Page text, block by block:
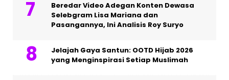
Beredar Video Adegan Konten Dewasa
Selebgram Lisa Mariana dan
Pasangannya, Ini Analisis Roy Suryo
Jelajah Gaya Santun: OOTD Hijab 2026
yang Menginspirasi Setiap Muslimah